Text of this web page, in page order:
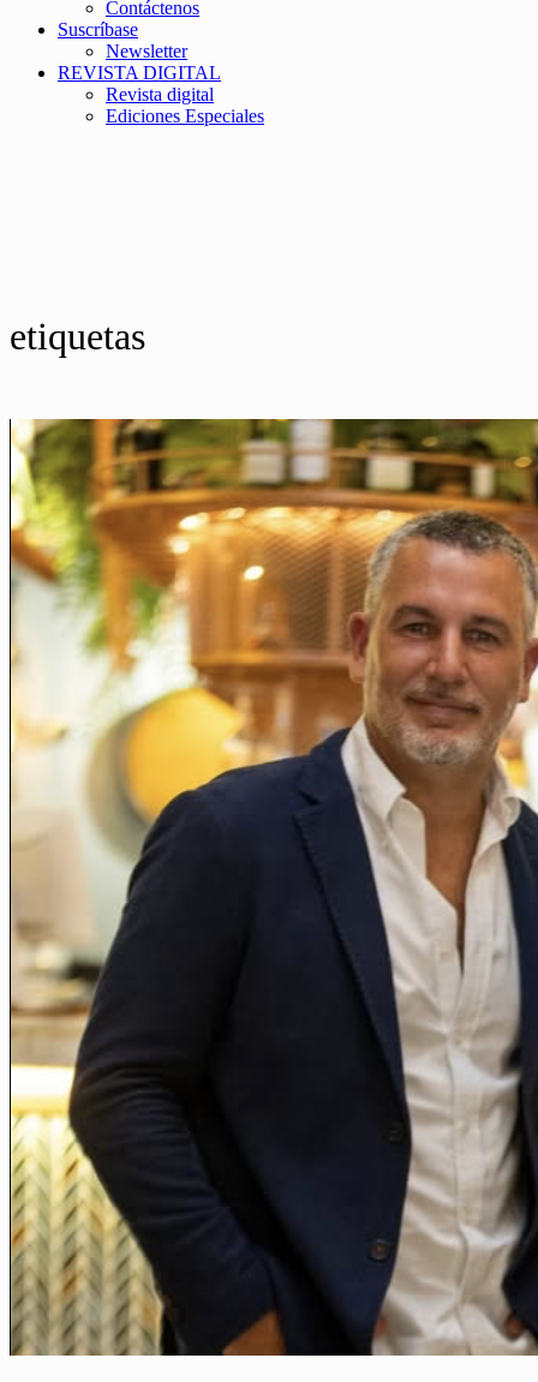
Contáctenos
Suscríbase
Newsletter
REVISTA DIGITAL
Revista digital
Ediciones Especiales
etiquetas